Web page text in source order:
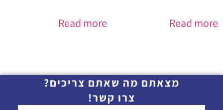
Read more
Read more
מצאתם מה שאתם צריכים?
צרו קשר!